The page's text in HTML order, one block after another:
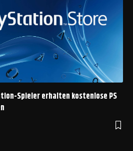
Spieler erhalten kostenlose PS